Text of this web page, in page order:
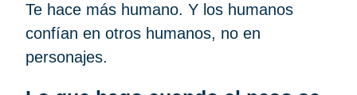
Te hace más humano. Y los humanos
confían en otros humanos, no en
personajes.